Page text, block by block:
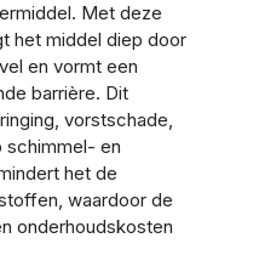
Met deze
het middel diep door
en vormt een
barrière. Dit
vorstschade,
schimmel- en
het de
waardoor de
onderhoudskosten